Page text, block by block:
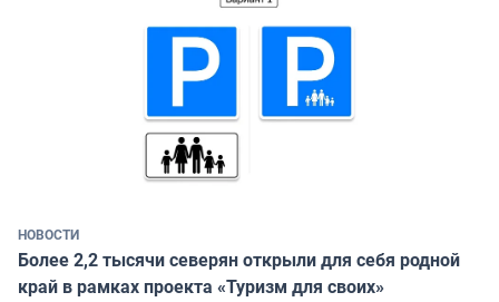
НОВОСТИ
Более 2,2 тысячи северян открыли для себя родной
край в рамках проекта «Туризм для своих»